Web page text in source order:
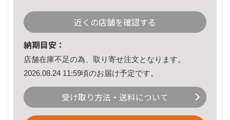
近くの店舗を確認する
納期目安：
店舗在庫不足の為、取り寄せ注文となります。
2026.08.24 11:59頃のお届け予定です。
受け取り方法・送料について